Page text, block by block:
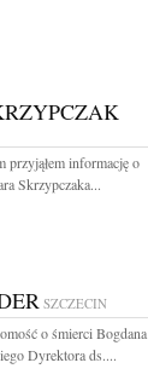
przyjąłem informację o
Skrzypczaka...
SZCZECIN
o śmierci Bogdana
Dyrektora ds....